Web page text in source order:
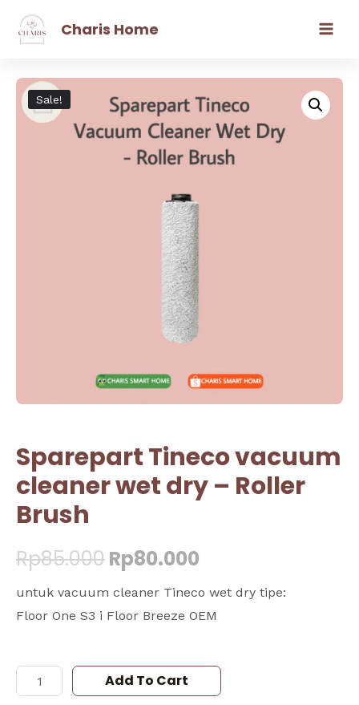
Charis Home
Sale!
Sparepart Tineco vacuum
cleaner wet dry – Roller
Brush
Rp85.000Rp80.000
untuk vacuum cleaner Tineco wet dry tipe:
Floor One S3 i Floor Breeze OEM
Add To Cart